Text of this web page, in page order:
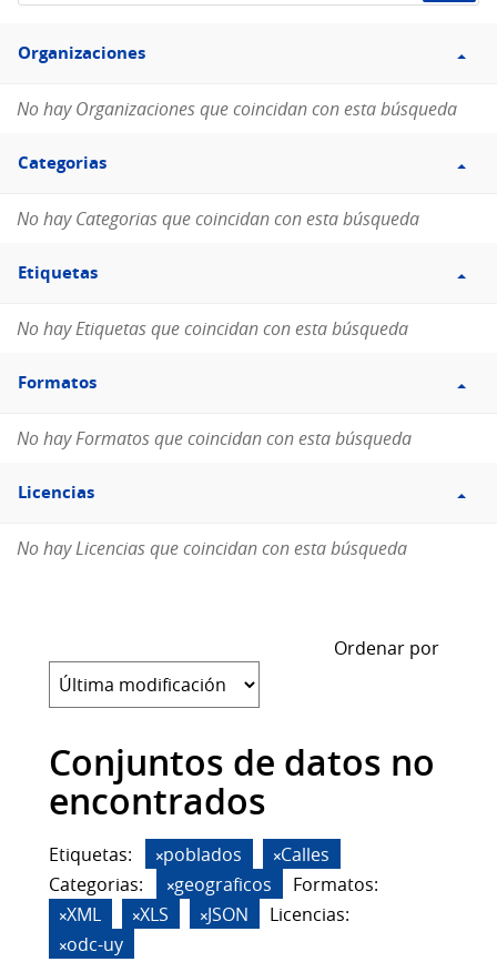
de
Filtro
Organizaciones
Organizaciones
No hay Organizaciones que coincidan con esta búsqueda
Filtro
Categorias
Categorias
No hay Categorias que coincidan con esta búsqueda
Filtro
Etiquetas
Etiquetas
No hay Etiquetas que coincidan con esta búsqueda
Filtro
Formatos
Formatos
No hay Formatos que coincidan con esta búsqueda
Filtro
Licencias
Licencias
No hay Licencias que coincidan con esta búsqueda
Ordenar por
Conjuntos de datos no
encontrados
Etiquetas: poblados
Calles
Categorias:
geograficos
Formatos:
XML
XLS JSON
Licencias:
odc-uy